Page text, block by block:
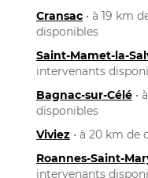
Cransac • à 19 km
disponibles
Saint-Mamet-la-
intervenants
Bagnac-sur-Célé •
disponibles
Viviez • à 20 km de
Roannes-Saint-
intervenants